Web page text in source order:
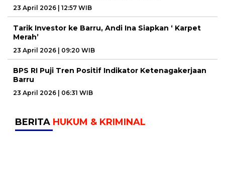
23 April 2026 | 12:57 WIB
Tarik Investor ke Barru, Andi Ina Siapkan ‘ Karpet
Merah’
23 April 2026 | 09:20 WIB
BPS RI Puji Tren Positif Indikator Ketenagakerjaan
Barru
23 April 2026 | 06:31 WIB
BERITA HUKUM & KRIMINAL